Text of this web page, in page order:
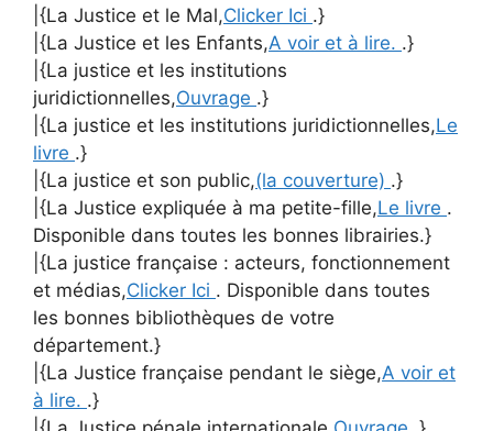
|{La Justice et le Mal,Clicker Ici .}
|{La Justice et les Enfants,A voir et à lire. .}
|{La justice et les institutions
juridictionnelles,Ouvrage .}
|{La justice et les institutions juridictionnelles,Le
livre .}
|{La justice et son public,(la couverture) .}
|{La Justice expliquée à ma petite-fille,Le livre .
Disponible dans toutes les bonnes librairies.}
|{La justice française : acteurs, fonctionnement
et médias,Clicker Ici . Disponible dans toutes
les bonnes bibliothèques de votre
département.}
|{La Justice française pendant le siège,A voir et
à lire. .}